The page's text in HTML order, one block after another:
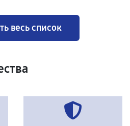
весь список